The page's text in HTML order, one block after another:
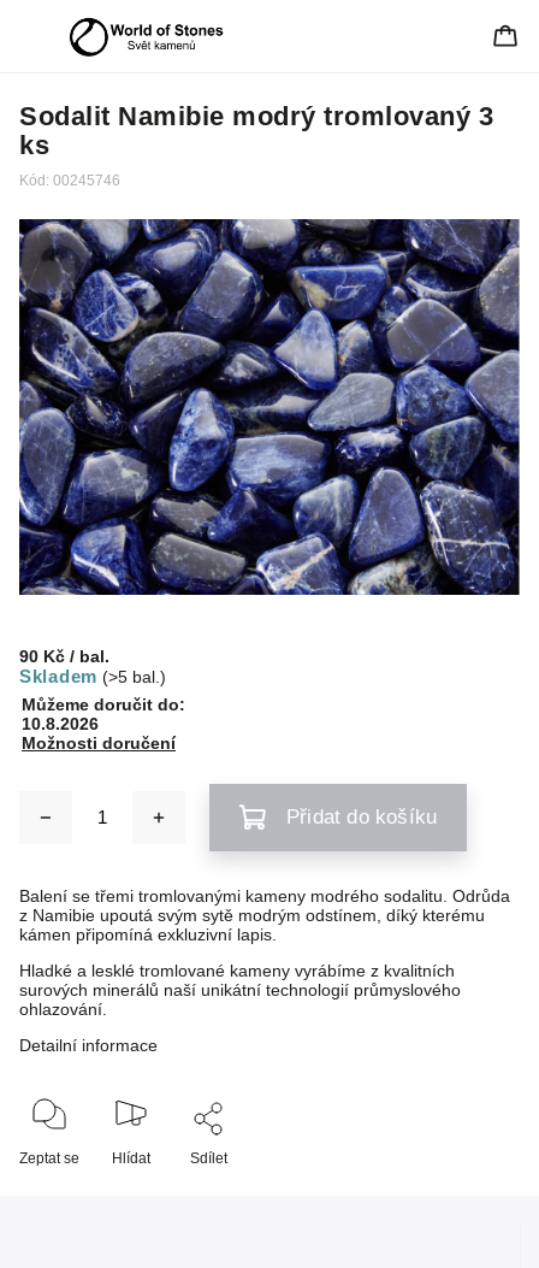
Sodalit Namibie modrý tromlovaný 3
ks
Kód: 00245746
90 Kč / bal.
Skladem (>5 bal.)
Můžeme doručit do:
10.8.2026
Možnosti doručení
Přidat do košíku
Balení se třemi tromlovanými kameny modrého sodalitu. Odrůda
z Namibie upoutá svým sytě modrým odstínem, díký kterému
kámen připomíná exkluzivní lapis.
Hladké a lesklé tromlované kameny vyrábíme z kvalitních
surových minerálů naší unikátní technologií průmyslového
ohlazování.
Detailní informace
Zeptat se Hlídat Sdílet